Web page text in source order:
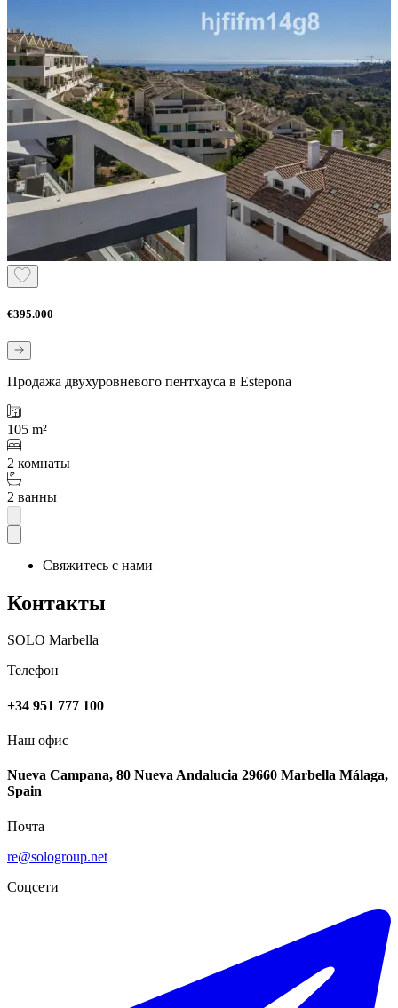
€395.000
Продажа двухуровневого пентхауса в Estepona
105 m²
2 комнаты
2 ванны
Свяжитесь с нами
Контакты
SOLO Marbella
Телефон
+34 951 777 100
Наш офис
Nueva Campana, 80 Nueva Andalucia 29660 Marbella Málaga,
Spain
Почта
re@sologroup.net
Соцсети